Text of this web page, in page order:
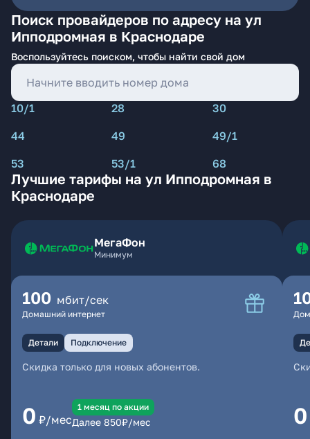
Поиск провайдеров по адресу на ул
Ипподромная в Краснодаре
Воспользуйтесь поиском, чтобы найти свой дом
10/1 28
30
44
49
49/1
53
53/1 68
Лучшие тарифы на ул Ипподромная в
Краснодаре
МегаФон
Минимум
100 мбит/сек
Домашний интернет
Детали Подключение
Скидка только для новых абонентов.
0 ₽/мес
1 месяц по акции
Далее 850₽/мес 0